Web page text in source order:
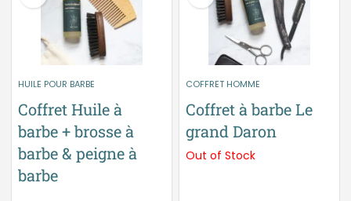
HUILE POUR BARBE
Coffret Huile à
barbe + brosse à
barbe & peigne à
barbe
COFFRET HOMME
Coffret à barbe Le
grand Daron
Out of Stock